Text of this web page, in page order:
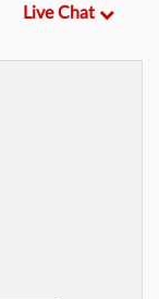
Live Chat